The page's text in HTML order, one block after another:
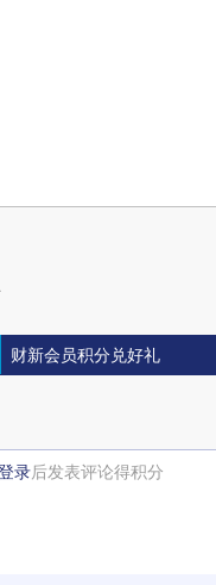
财新会员积分兑好礼
录后发表评论得积分